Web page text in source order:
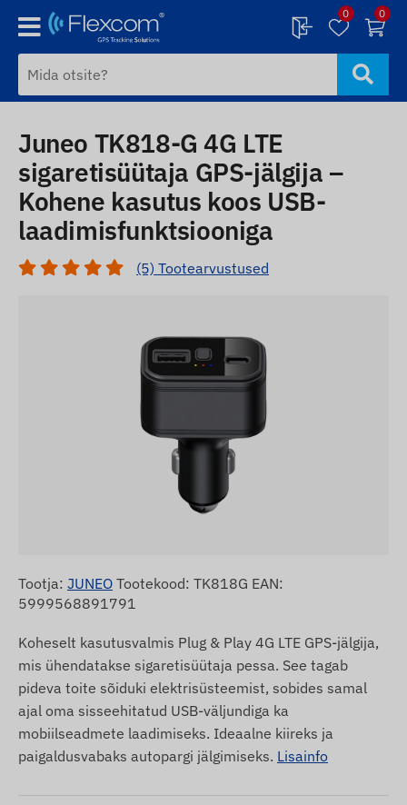
0 0
Juneo TK818-G 4G LTE
sigaretisüütaja GPS-jälgija –
Kohene kasutus koos USB-
laadimisfunktsiooniga
(5) Tootearvustused
Tootja: JUNEO Tootekood: TK818G EAN:
5999568891791
Koheselt kasutusvalmis Plug & Play 4G LTE GPS-jälgija,
mis ühendatakse sigaretisüütaja pessa. See tagab
pideva toite sõiduki elektrisüsteemist, sobides samal
ajal oma sisseehitatud USB-väljundiga ka
mobiilseadmete laadimiseks. Ideaalne kiireks ja
paigaldusvabaks autopargi jälgimiseks. Lisainfo